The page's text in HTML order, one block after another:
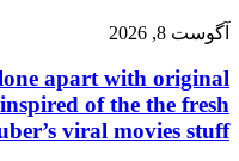
آگوست 8, 2026
apart with original
of the the fresh
viral movies stuff